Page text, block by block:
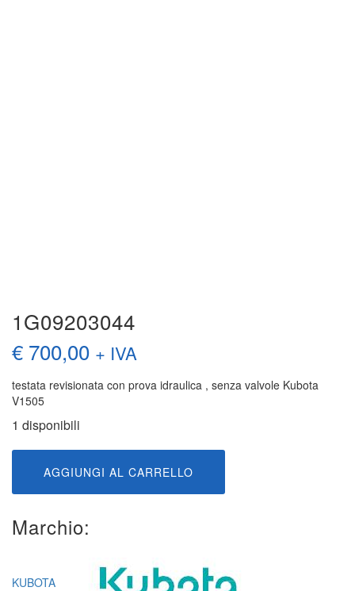
1G09203044
€ 700,00 + IVA
testata revisionata con prova idraulica , senza valvole Kubota
V1505
1 disponibili
quantitàAGGIUNGI AL CARRELLO
Marchio:
KUBOTA